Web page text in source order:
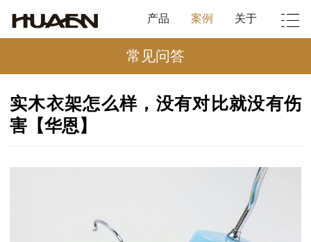
产品 案例 关于
常见问答
实木衣架怎么样，没有对比就没有伤
害【华恩】